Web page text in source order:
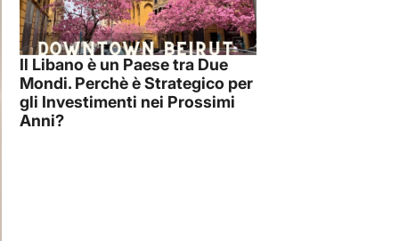
Il Libano è un Paese tra Due
Mondi. Perchè è Strategico per
gli Investimenti nei Prossimi
Anni?